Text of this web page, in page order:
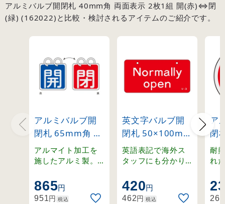
アルミバルブ開閉札 40mm角 両面表示 2枚1組 開(赤)⇔閉
(緑) (162022)と比較・検討されるアイテムのご紹介です。
アルミバルブ開
閉札 65mm角 両
面表示 2枚1組 開
(青)⇔閉(赤)
アルマイト加工を
施したアルミ製。
付きの開閉札セッ
ト。
865円
951円 税込
英文字バルブ開
閉札 50×100mm
片面表示
Normally
(168003)
英語表記で海外ス
タッフにも分かり
ト加工の硬質塩ビ
製。
420円
462円 税込
ア
閉
(赤
耐
れ
適
札
262